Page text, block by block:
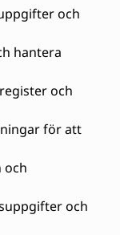
och
hantera
och
för att
och
och